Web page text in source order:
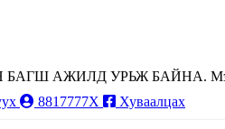
АЖИЛД УРЬЖ БАЙНА.
8817777X Хуваалцах